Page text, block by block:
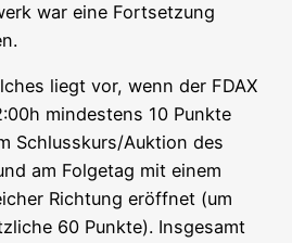
war eine Fort­set­zung
liegt vor, wenn der FDAX
min­des­tens 10 Punk­te
Schlusskurs/Auktion des
am Fol­ge­tag mit einem
Rich­tung eröff­net (um
60 Punk­te). Ins­ge­samt